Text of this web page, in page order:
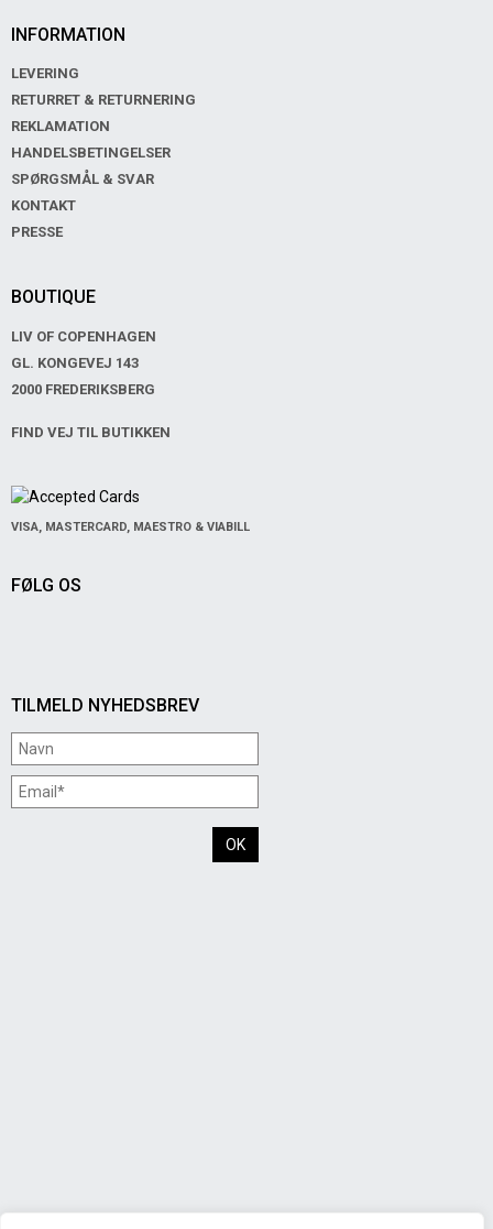
INFORMATION
LEVERING
RETURRET & RETURNERING
REKLAMATION
HANDELSBETINGELSER
SPØRGSMÅL & SVAR
KONTAKT
PRESSE
BOUTIQUE
LIV OF COPENHAGEN
GL. KONGEVEJ 143
2000 FREDERIKSBERG
FIND VEJ TIL BUTIKKEN
TILMELD NYHEDSBREV
FØLG OS
VISA, MASTERCARD, MAESTRO & VIABILL